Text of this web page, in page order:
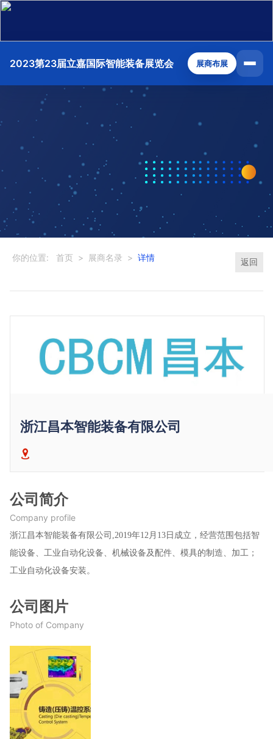
2023第23届立嘉国际智能装备展览会 展商布展
你的位置: 首页 > 展商名录 > 详情 返回
浙江昌本智能装备有限公司
公司简介
Company profile
浙江昌本智能装备有限公司,2019年12月13日成立，经营范围包括智
能设备、工业自动化设备、机械设备及配件、模具的制造、加工；
工业自动化设备安装。
公司图片
Photo of Company